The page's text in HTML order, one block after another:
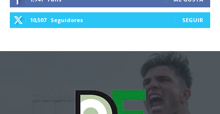
10,507 Seguidores SEGUIR